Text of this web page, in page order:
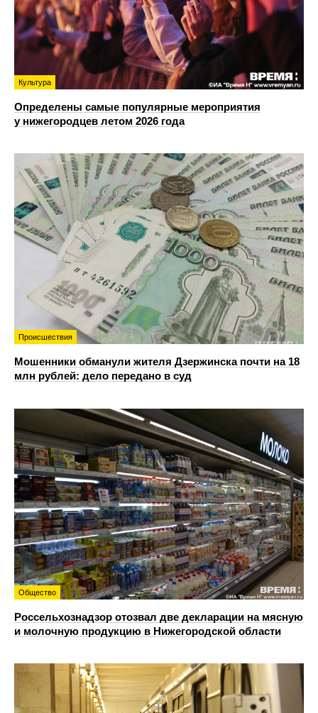
Культура
Определены самые популярные мероприятия
у нижегородцев летом 2026 года
Происшествия
Мошенники обманули жителя Дзержинска почти на 18
млн рублей: дело передано в суд
Общество
Россельхознадзор отозвал две декларации на мясную
и молочную продукцию в Нижегородской области